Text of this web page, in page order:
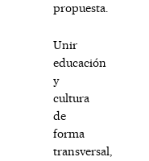
propuesta.
Unir
educación
y
cultura
de
forma
transversal,